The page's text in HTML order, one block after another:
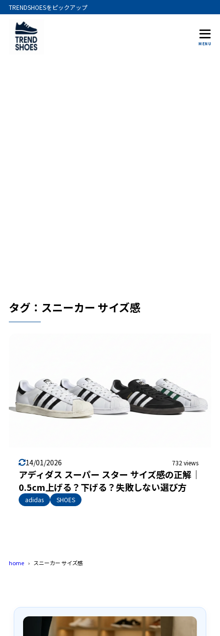
TRENDSHOESをピックアップ
MENU
タグ：スニーカー サイズ感
14/01/2026 732 views
アディダス スーパー スター サイズ感の正解｜
0.5cm上げる？下げる？失敗しない選び方
adidas SHOES
home スニーカー サイズ感